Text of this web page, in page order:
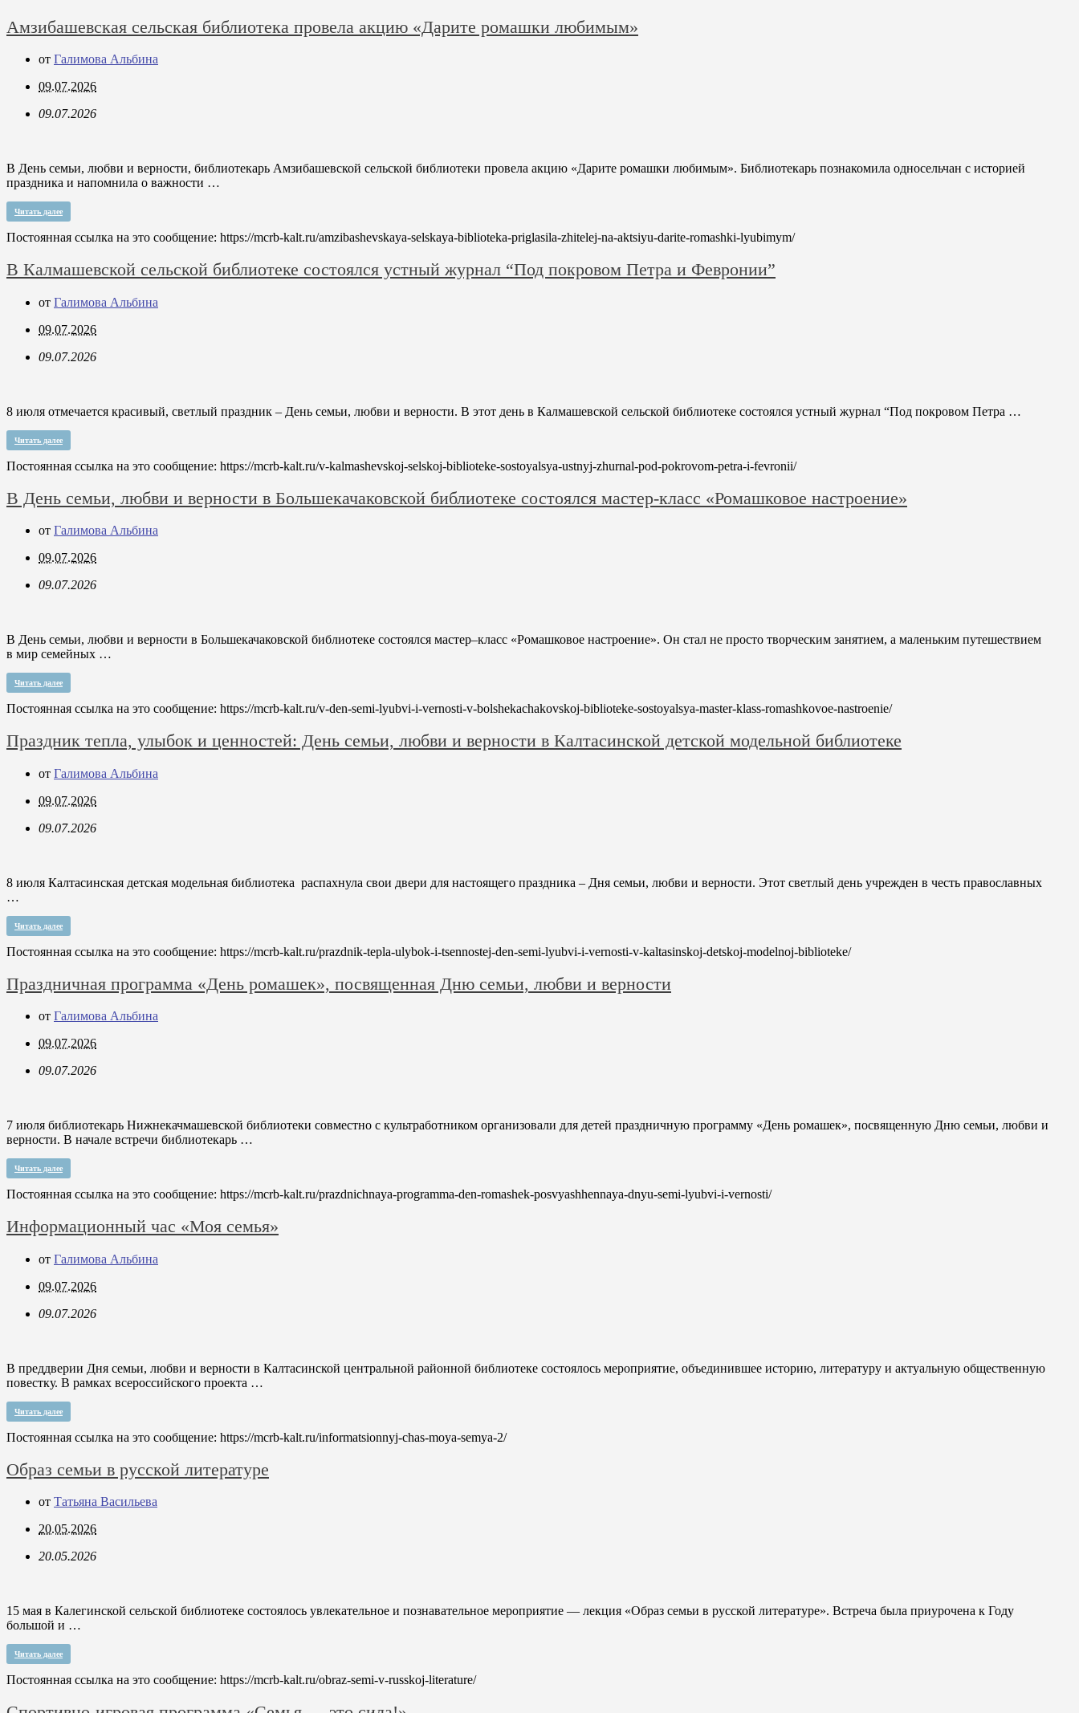
Амзибашевская сельская библиотека провела акцию «Дарите ромашки любимым»
от Галимова Альбина
09.07.2026
09.07.2026
В День семьи, любви и верности, библиотекарь Амзибашевской сельской библиотеки провела акцию «Дарите ромашки любимым». Библиотекарь познакомила односельчан с историей
праздника и напомнила о важности …
Читать далее
Постоянная ссылка на это сообщение: https://mcrb-kalt.ru/amzibashevskaya-selskaya-biblioteka-priglasila-zhitelej-na-aktsiyu-darite-romashki-lyubimym/
В Калмашевской сельской библиотеке состоялся устный журнал “Под покровом Петра и Февронии”
от Галимова Альбина
09.07.2026
09.07.2026
8 июля отмечается красивый, светлый праздник – День семьи, любви и верности. В этот день в Калмашевской сельской библиотеке состоялся устный журнал “Под покровом Петра …
Читать далее
Постоянная ссылка на это сообщение: https://mcrb-kalt.ru/v-kalmashevskoj-selskoj-biblioteke-sostoyalsya-ustnyj-zhurnal-pod-pokrovom-petra-i-fevronii/
В День семьи, любви и верности в Большекачаковской библиотеке состоялся мастер-класс «Ромашковое настроение»
от Галимова Альбина
09.07.2026
09.07.2026
В День семьи, любви и верности в Большекачаковской библиотеке состоялся мастер–класс «Ромашковое настроение». Он стал не просто творческим занятием, а маленьким путешествием
в мир семейных …
Читать далее
Постоянная ссылка на это сообщение: https://mcrb-kalt.ru/v-den-semi-lyubvi-i-vernosti-v-bolshekachakovskoj-biblioteke-sostoyalsya-master-klass-romashkovoe-nastroenie/
Праздник тепла, улыбок и ценностей: День семьи, любви и верности в Калтасинской детской модельной библиотеке
от Галимова Альбина
09.07.2026
09.07.2026
8 июля Калтасинская детская модельная библиотека распахнула свои двери для настоящего праздника – Дня семьи, любви и верности. Этот светлый день учрежден в честь православных
…
Читать далее
Постоянная ссылка на это сообщение: https://mcrb-kalt.ru/prazdnik-tepla-ulybok-i-tsennostej-den-semi-lyubvi-i-vernosti-v-kaltasinskoj-detskoj-modelnoj-biblioteke/
Праздничная программа «День ромашек», посвященная Дню семьи, любви и верности
от Галимова Альбина
09.07.2026
09.07.2026
7 июля библиотекарь Нижнекачмашевской библиотеки совместно с культработником организовали для детей праздничную программу «День ромашек», посвященную Дню семьи, любви и
верности. В начале встречи библиотекарь …
Читать далее
Постоянная ссылка на это сообщение: https://mcrb-kalt.ru/prazdnichnaya-programma-den-romashek-posvyashhennaya-dnyu-semi-lyubvi-i-vernosti/
Информационный час «Моя семья»
от Галимова Альбина
09.07.2026
09.07.2026
В преддверии Дня семьи, любви и верности в Калтасинской центральной районной библиотеке состоялось мероприятие, объединившее историю, литературу и актуальную общественную
повестку. В рамках всероссийского проекта …
Читать далее
Постоянная ссылка на это сообщение: https://mcrb-kalt.ru/informatsionnyj-chas-moya-semya-2/
Образ семьи в русской литературе
от Татьяна Васильева
20.05.2026
20.05.2026
15 мая в Калегинской сельской библиотеке состоялось увлекательное и познавательное мероприятие — лекция «Образ семьи в русской литературе». Встреча была приурочена к Году
большой и …
Читать далее
Постоянная ссылка на это сообщение: https://mcrb-kalt.ru/obraz-semi-v-russkoj-literature/